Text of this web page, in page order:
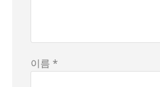
이름 *